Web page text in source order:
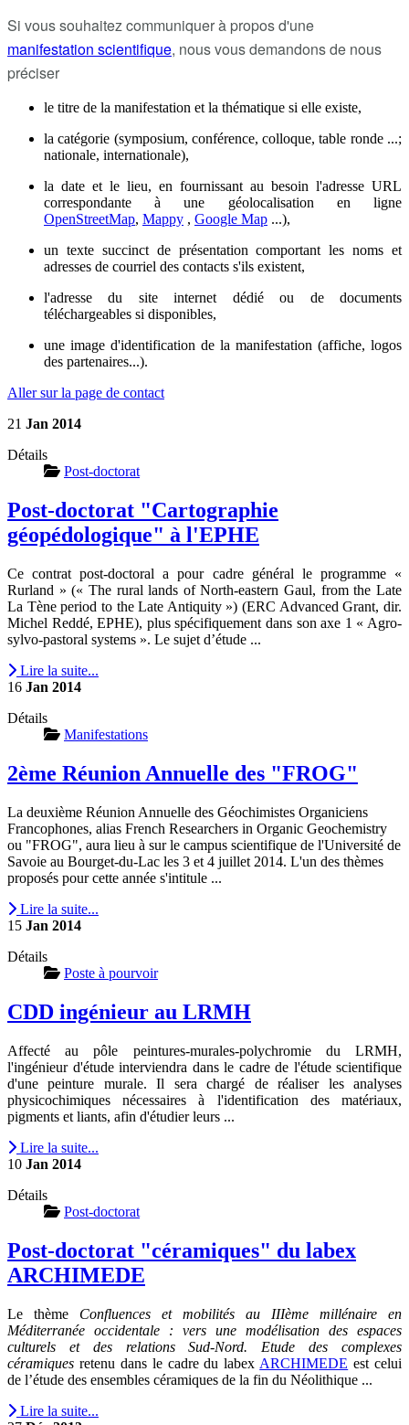
Si vous souhaitez communiquer à propos d'une
manifestation scientifique, nous vous demandons de nous
préciser
le titre de la manifestation et la thématique si elle existe,
la catégorie (symposium, conférence, colloque, table ronde ...;
nationale, internationale),
la date et le lieu, en fournissant au besoin l'adresse URL
correspondante à une géolocalisation en ligne
OpenStreetMap, Mappy , Google Map ...),
un texte succinct de présentation comportant les noms et
adresses de courriel des contacts s'ils existent,
l'adresse du site internet dédié ou de documents
téléchargeables si disponibles,
une image d'identification de la manifestation (affiche, logos
des partenaires...).
Aller sur la page de contact
21 Jan 2014
Détails
Post-doctorat
Post-doctorat "Cartographie
géopédologique" à l'EPHE
Ce contrat post-doctoral a pour cadre général le programme «
Rurland » (« The rural lands of North-eastern Gaul, from the Late
La Tène period to the Late Antiquity ») (ERC Advanced Grant, dir.
Michel Reddé, EPHE), plus spécifiquement dans son axe 1 « Agro-
sylvo-pastoral systems ». Le sujet d’étude ...
Lire la suite...
16 Jan 2014
Détails
Manifestations
2ème Réunion Annuelle des "FROG"
La deuxième Réunion Annuelle des Géochimistes Organiciens
Francophones, alias French Researchers in Organic Geochemistry
ou "FROG", aura lieu à sur le campus scientifique de l'Université de
Savoie au Bourget-du-Lac les 3 et 4 juillet 2014. L'un des thèmes
proposés pour cette année s'intitule ...
Lire la suite...
15 Jan 2014
Détails
Poste à pourvoir
CDD ingénieur au LRMH
Affecté au pôle peintures-murales-polychromie du LRMH,
l'ingénieur d'étude interviendra dans le cadre de l'étude scientifique
d'une peinture murale. Il sera chargé de réaliser les analyses
physicochimiques nécessaires à l'identification des matériaux,
pigments et liants, afin d'étudier leurs ...
Lire la suite...
10 Jan 2014
Détails
Post-doctorat
Post-doctorat "céramiques" du labex
ARCHIMEDE
Le thème Confluences et mobilités au IIIème millénaire en
Méditerranée occidentale : vers une modélisation des espaces
culturels et des relations Sud-Nord. Etude des complexes
céramiques retenu dans le cadre du labex ARCHIMEDE est celui
de l’étude des ensembles céramiques de la fin du Néolithique ...
Lire la suite...